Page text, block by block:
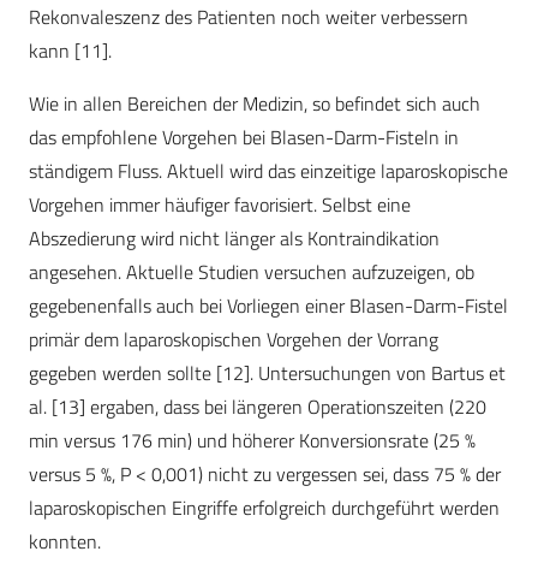
Rekonvaleszenz des Patienten noch weiter verbessern
kann [11].
Wie in allen Bereichen der Medizin, so befindet sich auch
das empfohlene Vorgehen bei Blasen-Darm-Fisteln in
ständigem Fluss. Aktuell wird das einzeitige laparoskopische
Vorgehen immer häufiger favorisiert. Selbst eine
Abszedierung wird nicht länger als Kontraindikation
angesehen. Aktuelle Studien versuchen aufzuzeigen, ob
gegebenenfalls auch bei Vorliegen einer Blasen-Darm-Fistel
primär dem laparoskopischen Vorgehen der Vorrang
gegeben werden sollte [12]. Untersuchungen von Bartus et
al. [13] ergaben, dass bei längeren Operationszeiten (220
min versus 176 min) und höherer Konversionsrate (25 %
versus 5 %, P < 0,001) nicht zu vergessen sei, dass 75 % der
laparoskopischen Eingriffe erfolgreich durchgeführt werden
konnten.